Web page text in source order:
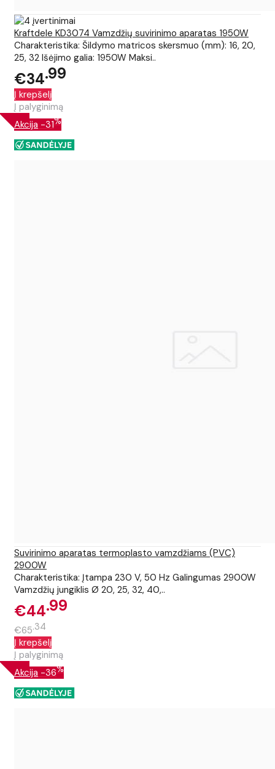
Kraftdele KD3074 Vamzdžių suvirinimo aparatas 1950W
Charakteristika: Šildymo matricos skersmuo (mm): 16, 20,
25, 32 Išėjimo galia: 1950W Maksi..
€34 99
Į krepšelį
Į palyginimą
Akcija -31%
Suvirinimo aparatas termoplasto vamzdžiams (PVC)
2900W
Charakteristika: Įtampa 230 V, 50 Hz Galingumas 2900W
Vamzdžių jungiklis Ø 20, 25, 32, 40,..
€44 99
€65 34
Į krepšelį
Į palyginimą
Akcija -36%